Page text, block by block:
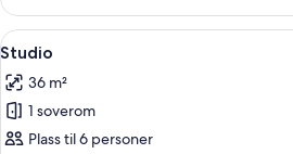
Åpne
alle
bildene
av
Studio
19
Studio
36 m²
1 soverom
Plass til 6 personer